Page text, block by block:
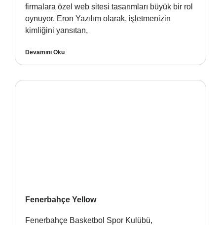
firmalara özel web sitesi tasarımları büyük bir rol
oynuyor. Eron Yazılım olarak, işletmenizin
kimliğini yansıtan,
Devamını Oku
Fenerbahçe Yellow
Fenerbahçe Basketbol Spor Kulübü,